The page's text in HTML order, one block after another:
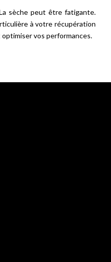
sèche peut être fatigante.
à votre récupération
vos performances.